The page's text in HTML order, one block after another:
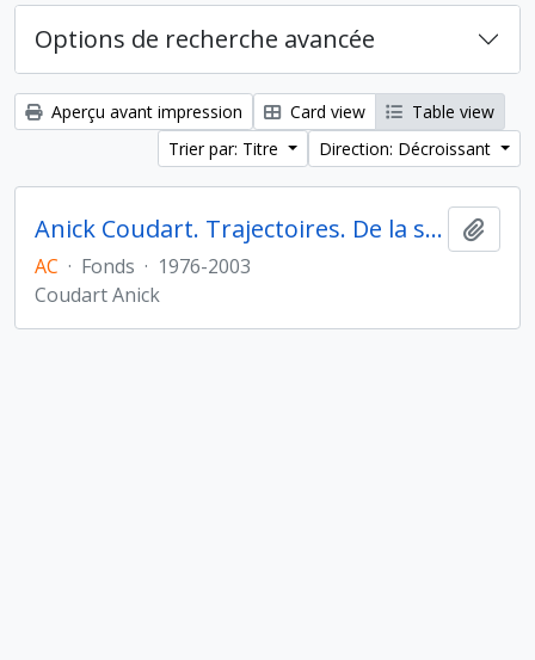
Options de recherche avancée
Aperçu avant impression Card view
Table view
Trier par: Titre
Direction: Décroissant
Anick Coudart. Trajectoires. De la sédentarisation à l'État
AC · Fonds · 1976-2003
Coudart Anick